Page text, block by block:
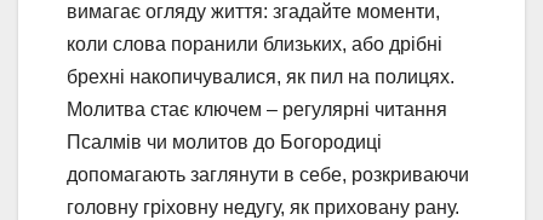
вимагає огляду життя: згадайте моменти,
коли слова поранили близьких, або дрібні
брехні накопичувалися, як пил на полицях.
Молитва стає ключем – регулярні читання
Псалмів чи молитов до Богородиці
допомагають заглянути в себе, розкриваючи
головну гріховну недугу, як приховану рану.